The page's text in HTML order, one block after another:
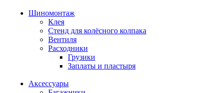
Шиномонтаж
Клея
Стенд для колёсного колпака
Вентиля
Расходники
Грузики
Заплаты и пластыря
Аксессуары